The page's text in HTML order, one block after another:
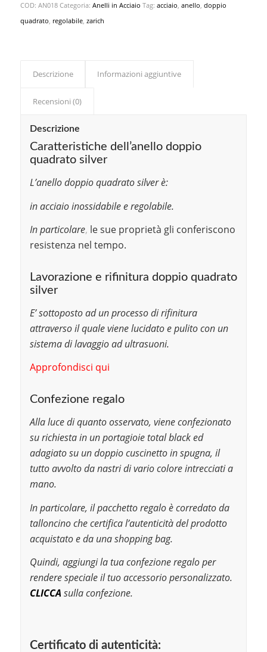
COD: AN018 Categoria: Anelli in Acciaio Tag: acciaio, anello, doppio
quadrato, regolabile, zarich
Descrizione Informazioni aggiuntive
Recensioni (0)
Descrizione
Caratteristiche dell’anello doppio
quadrato silver
L’anello doppio quadrato silver è:
in acciaio inossidabile e regolabile.
In particolare, le sue proprietà gli conferiscono
resistenza nel tempo.
Lavorazione e rifinitura doppio quadrato
silver
E’ sottoposto ad un processo di rifinitura
attraverso il quale viene lucidato e pulito con un
sistema di lavaggio ad ultrasuoni.
Approfondisci qui
Confezione regalo
Alla luce di quanto osservato, viene confezionato
su richiesta in un portagioie total black ed
adagiato su un doppio cuscinetto in spugna, il
tutto avvolto da nastri di vario colore intrecciati a
mano.
In particolare, il pacchetto regalo è corredato da
talloncino che certifica l’autenticità del prodotto
acquistato e da una shopping bag.
Quindi, aggiungi la tua confezione regalo per
rendere speciale il tuo accessorio personalizzato.
CLICCA sulla confezione.
Certificato di autenticità: